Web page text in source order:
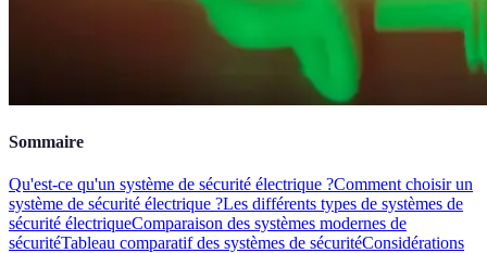
Sommaire
Qu'est-ce qu'un système de sécurité électrique ?Comment choisir un
système de sécurité électrique ?Les différents types de systèmes de
sécurité électriqueComparaison des systèmes modernes de
sécuritéTableau comparatif des systèmes de sécuritéConsidérations